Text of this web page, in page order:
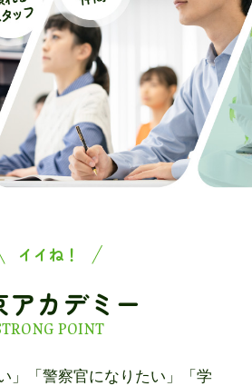
イイね！
アカデミー
POINT
」「警察官になりたい」「学